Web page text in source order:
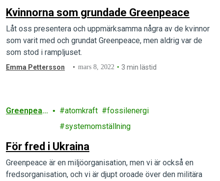
Kvinnorna som grundade Greenpeace
Låt oss presentera och uppmärksamma några av de kvinnor
som varit med och grundat Greenpeace, men aldrig var de
som stod i rampljuset.
Emma Pettersson mars 8, 2022 3 min lästid
Greenpeac
atomkraft
fossilenergi
systemomställning
För fred i Ukraina
Greenpeace är en miljöorganisation, men vi är också en
fredsorganisation, och vi är djupt oroade över den militära